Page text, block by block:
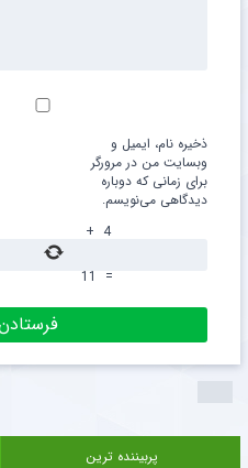
ذخیره نام، ایمیل و
وبسایت من در مرورگر
برای زمانی که دوباره
دیدگاهی می‌نویسم.
4
+
=
11
پربیننده ترین